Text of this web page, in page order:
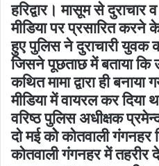
हरिद्वार। मासूम से दुराचार
मीडिया पर प्रसारित
हुए पुलिस ने दुराचारी युवक
जिसने पूछताछ में बताया कि
कथित मामा द्वारा ही
मीडिया में वायरल कर दिया
वरिष्ठ पुलिस अधीक्षक
दो मई कोे कोतवाली गंगनहर
कोतवाली गंगनहर में तहरीर